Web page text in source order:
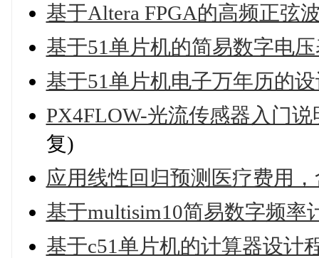
基于Altera FPGA的高频正弦
基于51单片机的简易数字电
基于51单片机电子万年历的
PX4FLOW-光流传感器入门
复)
应用线性回归预测医疗费用
基于multisim10简易数字频率
基于c51单片机的计算器设计